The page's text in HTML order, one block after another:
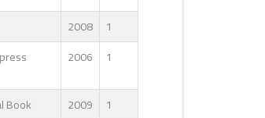
2008
1
2006 1
Book 2009
1